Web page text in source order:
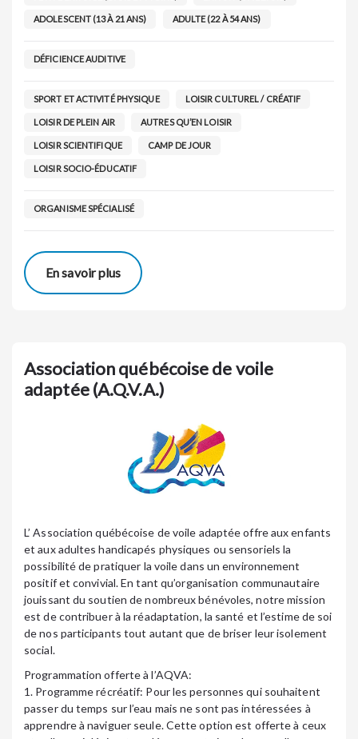
ADOLESCENT (13 À 21 ANS) ADULTE (22 À 54 ANS)
DÉFICIENCE AUDITIVE
SPORT ET ACTIVITÉ PHYSIQUE LOISIR CULTUREL / CRÉATIF
LOISIR DE PLEIN AIR AUTRES QU’EN LOISIR
LOISIR SCIENTIFIQUE CAMP DE JOUR
LOISIR SOCIO-ÉDUCATIF
ORGANISME SPÉCIALISÉ
En savoir plus
Association québécoise de voile
adaptée (A.Q.V.A.)
L’ Association québécoise de voile adaptée offre aux enfants
et aux adultes handicapés physiques ou sensoriels la
possibilité de pratiquer la voile dans un environnement
positif et convivial. En tant qu’organisation communautaire
jouissant du soutien de nombreux bénévoles, notre mission
est de contribuer à la réadaptation, la santé et l’estime de soi
de nos participants tout autant que de briser leur isolement
social.
Programmation offerte à l’AQVA:
1. Programme récréatif: Pour les personnes qui souhaitent
passer du temps sur l’eau mais ne sont pas intéressées à
apprendre à naviguer seule. Cette option est offerte à ceux